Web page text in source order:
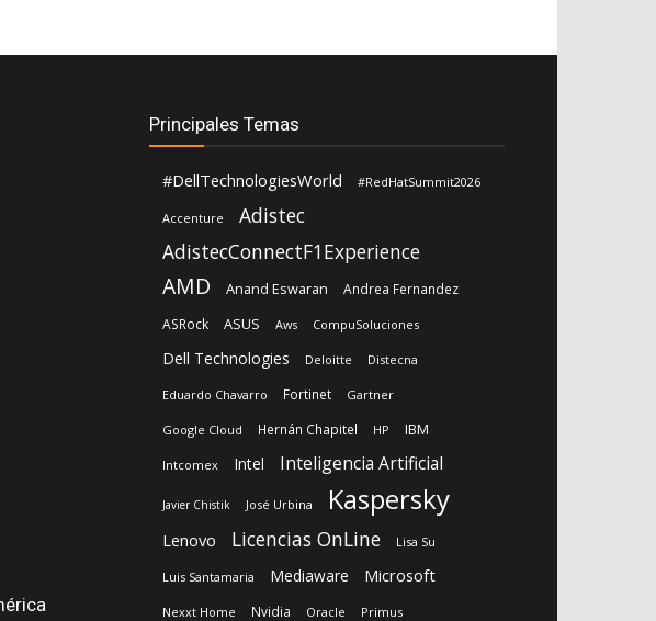
Principales Temas
#DellTechnologiesWorld #RedHatSummit2026
Accenture
Adistec
AdistecConnectF1Experience
AMD Anand Eswaran
Andrea Fernandez
ASRock
ASUS Aws CompuSoluciones
Dell Technologies Deloitte Distecna
Eduardo Chavarro Fortinet Gartner
Google Cloud Hernán Chapitel HP IBM
Intcomex Intel Inteligencia Artificial
Javier Chistik José Urbina Kaspersky
Lenovo Licencias OnLine Lisa Su
Luis Santamaria Mediaware Microsoft
Nexxt Home Nvidia Oracle Primus